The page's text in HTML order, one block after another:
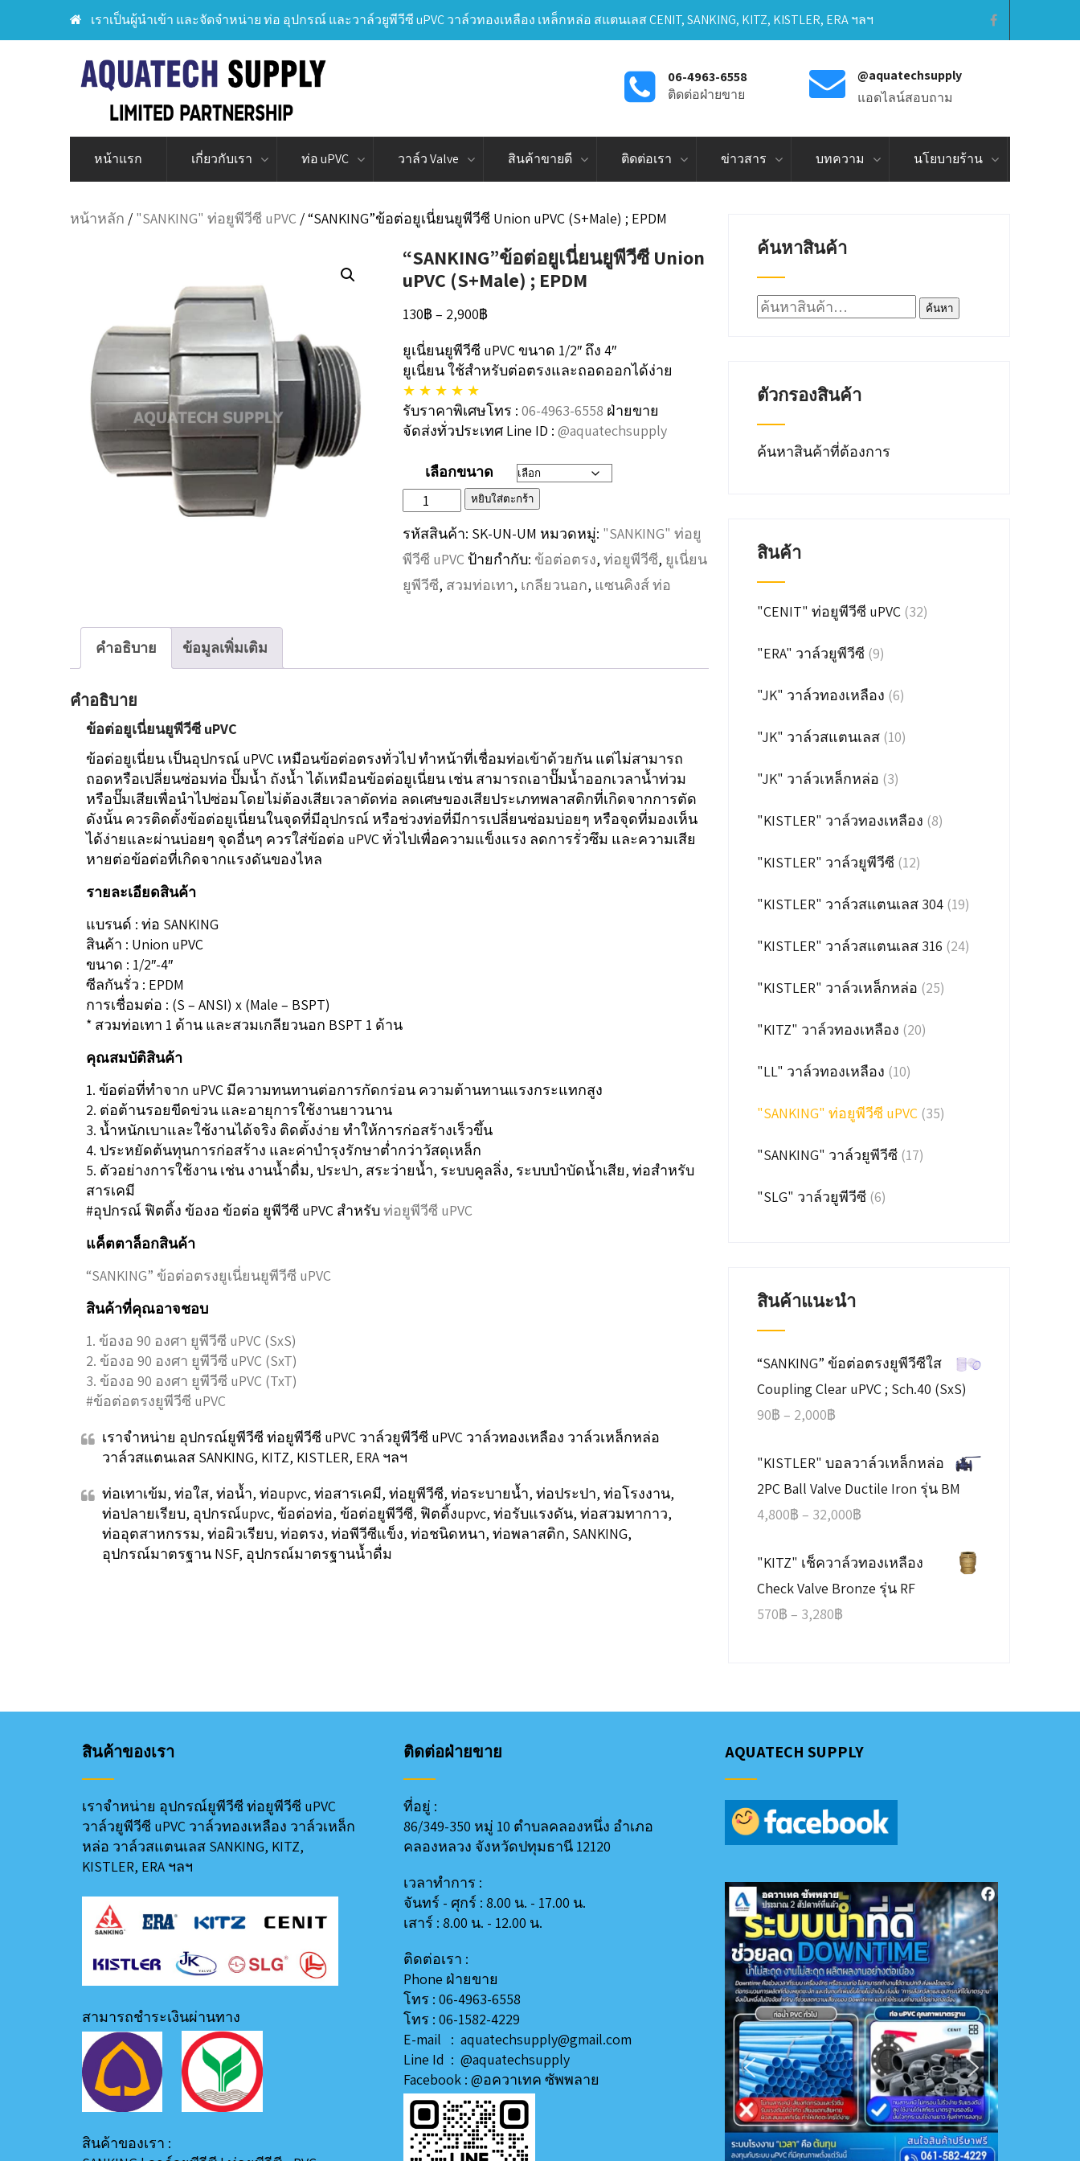
เราเป็นผู้นำเข้า และจัดจำหน่าย ท่อ อุปกรณ์ และวาล์วยูพีวีซี uPVC วาล์วทองเหลือง เหล็กหล่อ สแตนเลส CENIT, SANKING, KITZ, KISTLER, ERA ฯลฯ
06-4963-6558
ติดต่อฝ่ายขาย
@aquatechsupply
แอดไลน์สอบถาม
หน้าแรก เกี่ยวกับเรา ท่อ uPVC วาล์ว Valve สินค้าขายดี ติดต่อเรา ข่าวสาร บทความ นโยบายร้าน
หน้าหลัก / "SANKING" ท่อยูพีวีซี uPVC / “SANKING”ข้อต่อยูเนี่ยนยูพีวีซี Union uPVC (S+Male) ; EPDM
“SANKING”ข้อต่อยูเนี่ยนยูพีวีซี Union
uPVC (S+Male) ; EPDM
130฿– 2,900฿Price
130฿
through
ยูเนี่ยนยูพีวีซี uPVC ขนาด 1/2″ ถึง 4″
ยูเนี่ยน ใช้สำหรับต่อตรงและถอดออกได้ง่าย
★ ★ ★ ★ ★
รับราคาพิเศษโทร : 06-4963-6558 ฝ่ายขาย
จัดส่งทั่วประเทศ Line ID : @aquatechsupply
เลือกขนาด
จำนวน
"SANKING”ข้อ
ต่อ
(S+Male)
;
EPDM
ชิ้น
หยิบใส่ตะกร้า
รหัสสินค้า: SK-UN-UM หมวดหมู่: "SANKING" ท่อยู
พีวีซี uPVC ป้ายกำกับ: ข้อต่อตรง, ท่อยูพีวีซี, ยูเนี่ยน
ยูพีวีซี, สวมท่อเทา, เกลียวนอก, แซนคิงส์ ท่อ
คำอธิบาย ข้อมูลเพิ่มเติม
คำอธิบาย
ข้อต่อยูเนี่ยนยูพีวีซี uPVC
ข้อต่อยูเนี่ยน เป็นอุปกรณ์ uPVC เหมือนข้อต่อตรงทั่วไป ทำหน้าที่เชื่อมท่อเข้าด้วยกัน แต่ไม่สามารถ
ถอดหรือเปลี่ยนซ่อมท่อ ปั๊มน้ำ ถังน้ำ ได้เหมือนข้อต่อยูเนี่ยน เช่น สามารถเอาปั๊มน้ำออกเวลาน้ำท่วม
หรือปั๊มเสียเพื่อนำไปซ่อมโดยไม่ต้องเสียเวลาตัดท่อ ลดเศษของเสียประเภทพลาสติกที่เกิดจากการตัด
ดังนั้น ควรติดตั้งข้อต่อยูเนี่ยนในจุดที่มีอุปกรณ์ หรือช่วงท่อที่มีการเปลี่ยนซ่อมบ่อยๆ หรือจุดที่มองเห็น
ได้ง่ายและผ่านบ่อยๆ จุดอื่นๆ ควรใส่ข้อต่อ uPVC ทั่วไปเพื่อความแข็งแรง ลดการรั่วซึม และความเสีย
หายต่อข้อต่อที่เกิดจากแรงดันของไหล
รายละเอียดสินค้า
แบรนด์ : ท่อ SANKING
สินค้า : Union uPVC
ขนาด : 1/2″-4″
ซีลกันรั่ว : EPDM
การเชื่อมต่อ : (S – ANSI) x (Male – BSPT)
* สวมท่อเทา 1 ด้าน และสวมเกลียวนอก BSPT 1 ด้าน
คุณสมบัติสินค้า
1. ข้อต่อที่ทำจาก uPVC มีความทนทานต่อการกัดกร่อน ความต้านทานแรงกระแทกสูง
2. ต่อต้านรอยขีดข่วน และอายุการใช้งานยาวนาน
3. น้ำหนักเบาและใช้งานได้จริง ติดตั้งง่าย ทำให้การก่อสร้างเร็วขึ้น
4. ประหยัดต้นทุนการก่อสร้าง และค่าบำรุงรักษาต่ำกว่าวัสดุเหล็ก
5. ตัวอย่างการใช้งาน เช่น งานน้ำดื่ม, ประปา, สระว่ายน้ำ, ระบบคูลลิ่ง, ระบบบำบัดน้ำเสีย, ท่อสำหรับ
สารเคมี
#อุปกรณ์ ฟิตติ้ง ข้องอ ข้อต่อ ยูพีวีซี uPVC สำหรับท่อยูพีวีซี uPVC
แค็ตตาล็อกสินค้า
“SANKING” ข้อต่อตรงยูเนี่ยนยูพีวีซี uPVC
สินค้าที่คุณอาจชอบ
1. ข้องอ 90 องศา ยูพีวีซี uPVC (SxS)
2. ข้องอ 90 องศา ยูพีวีซี uPVC (SxT)
3. ข้องอ 90 องศา ยูพีวีซี uPVC (TxT)
#ข้อต่อตรงยูพีวีซี uPVC
เราจำหน่าย อุปกรณ์ยูพีวีซี ท่อยูพีวีซี uPVC วาล์วยูพีวีซี uPVC วาล์วทองเหลือง วาล์วเหล็กหล่อ
วาล์วสแตนเลส SANKING, KITZ, KISTLER, ERA ฯลฯ
ท่อเทาเข้ม, ท่อใส, ท่อน้ำ, ท่อupvc, ท่อสารเคมี, ท่อยูพีวีซี, ท่อระบายน้ำ, ท่อประปา, ท่อโรงงาน,
ท่อปลายเรียบ, อุปกรณ์upvc, ข้อต่อท่อ, ข้อต่อยูพีวีซี, ฟิตติ้งupvc, ท่อรับแรงดัน, ท่อสวมทากาว,
ท่ออุตสาหกรรม, ท่อผิวเรียบ, ท่อตรง, ท่อพีวีซีแข็ง, ท่อชนิดหนา, ท่อพลาสติก, SANKING,
อุปกรณ์มาตรฐาน NSF, อุปกรณ์มาตรฐานน้ำดื่ม
ค้นหาสินค้า
ค้นหา: ค้นหา
ตัวกรองสินค้า
ค้นหาสินค้าที่ต้องการ
สินค้า
"CENIT" ท่อยูพีวีซี uPVC (32)
"ERA" วาล์วยูพีวีซี (9)
"JK" วาล์วทองเหลือง (6)
"JK" วาล์วสแตนเลส (10)
"JK" วาล์วเหล็กหล่อ (3)
"KISTLER" วาล์วทองเหลือง (8)
"KISTLER" วาล์วยูพีวีซี (12)
"KISTLER" วาล์วสแตนเลส 304 (19)
"KISTLER" วาล์วสแตนเลส 316 (24)
"KISTLER" วาล์วเหล็กหล่อ (25)
"KITZ" วาล์วทองเหลือง (20)
"LL" วาล์วทองเหลือง (10)
"SANKING" ท่อยูพีวีซี uPVC (35)
"SANKING" วาล์วยูพีวีซี (17)
"SLG" วาล์วยูพีวีซี (6)
สินค้าแนะนำ
“SANKING” ข้อต่อตรงยูพีวีซีใส
Coupling Clear uPVC ; Sch.40 (SxS)
90฿ – 2,000฿
90฿
through
2,000฿
"KISTLER" บอลวาล์วเหล็กหล่อ
2PC Ball Valve Ductile Iron รุ่น BM
4,800฿ – 32,000฿
4,800฿
through
"KITZ" เช็ควาล์วทองเหลือง
Check Valve Bronze รุ่น RF
570฿ – 3,280฿
3,280฿
สินค้าของเรา
เราจำหน่าย อุปกรณ์ยูพีวีซี ท่อยูพีวีซี uPVC
วาล์วยูพีวีซี uPVC วาล์วทองเหลือง วาล์วเหล็ก
หล่อ วาล์วสแตนเลส SANKING, KITZ,
KISTLER, ERA ฯลฯ
สามารถชำระเงินผ่านทาง
สินค้าของเรา :
ติดต่อฝ่ายขาย
ที่อยู่ :
86/349-350 หมู่ 10 ตำบลคลองหนึ่ง อำเภอ
คลองหลวง จังหวัดปทุมธานี 12120
เวลาทำการ :
จันทร์ - ศุกร์ : 8.00 น. - 17.00 น.
เสาร์ : 8.00 น. - 12.00 น.
ติดต่อเรา :
Phone ฝ่ายขาย
โทร : 06-4963-6558
โทร : 06-1582-4229
E-mail : aquatechsupply@gmail.com
Line Id : @aquatechsupply
Facebook : @อควาเทค ซัพพลาย
AQUATECH SUPPLY